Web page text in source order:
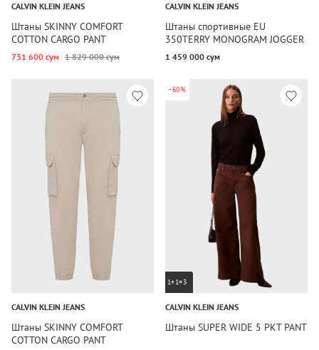
CALVIN KLEIN JEANS
Штаны SKINNY COMFORT
COTTON CARGO PANT
731 600 сум 1 829 000 сум
CALVIN KLEIN JEANS
Штаны спортивные EU
350TERRY MONOGRAM JOGGER
1 459 000 сум
CALVIN KLEIN JEANS
Штаны SKINNY COMFORT
COTTON CARGO PANT
-60%
1+1=3
CALVIN KLEIN JEANS
Штаны SUPER WIDE 5 PKT PANT